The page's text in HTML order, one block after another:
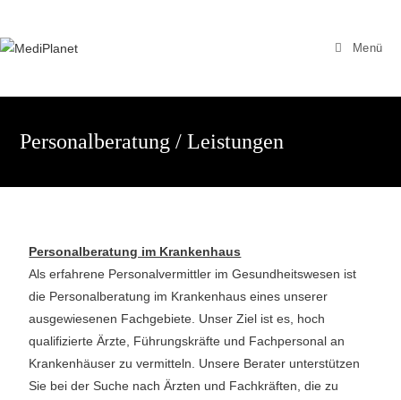
Menü
Personalberatung / Leistungen
Personalberatung im Krankenhaus
Als erfahrene Personalvermittler im Gesundheitswesen ist
die Personalberatung im Krankenhaus eines unserer
ausgewiesenen Fachgebiete. Unser Ziel ist es, hoch
qualifizierte Ärzte, Führungskräfte und Fachpersonal an
Krankenhäuser zu vermitteln. Unsere Berater unterstützen
Sie bei der Suche nach Ärzten und Fachkräften, die zu